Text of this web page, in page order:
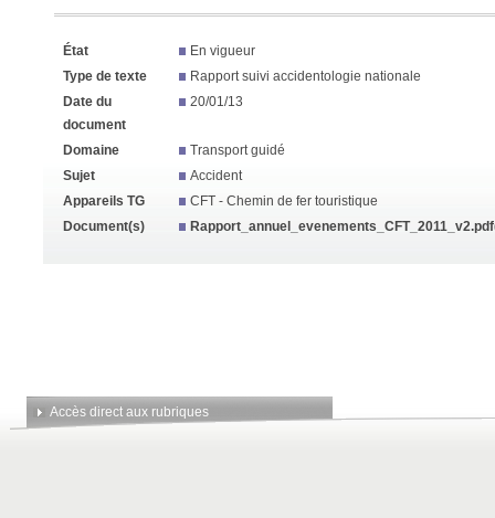
État
En vigueur
Type de texte
Rapport suivi accidentologie nationale
Date du
document
20/01/13
Domaine
Transport guidé
Sujet
Accident
Appareils TG
CFT - Chemin de fer touristique
Document(s)
Rapport_annuel_evenements_CFT_2011_v2.pdf
Accès direct aux rubriques